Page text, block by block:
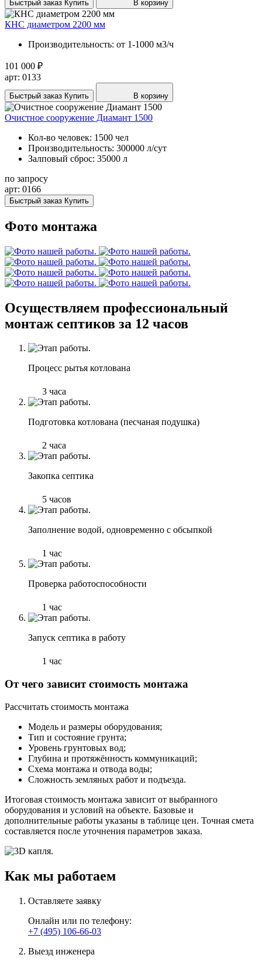
Быстрый заказ Купить В корзину
КНС диаметром 2200 мм
Производительность: от 1-1000 м3/ч
101 000 ₽
арт: 0133
Быстрый заказ Купить В корзину
Очистное сооружение Диамант 1500
Кол-во человек: 1500 чел
Производительность: 300000 л/сут
Залповый сброс: 35000 л
по запросу
арт: 0166
Быстрый заказ Купить
Фото монтажа
Осуществляем профессиональный
монтаж септиков за 12 часов
Процесс рытья котлована
3 часа
Подготовка котлована (песчаная подушка)
2 часа
Закопка септика
5 часов
Заполнение водой, одновременно с обсыпкой
1 час
Проверка работоспособности
1 час
Запуск септика в работу
1 час
От чего зависит стоимость монтажа
Рассчитать стоимость монтажа
Модель и размеры оборудования;
Тип и состояние грунта;
Уровень грунтовых вод;
Глубина и протяжённость коммуникаций;
Схема монтажа и отвода воды;
Сложность земляных работ и подъезда.
Итоговая стоимость монтажа зависит от выбранного
оборудования и условий на объекте. Базовые и
дополнительные работы указаны в таблице цен. Точная смета
составляется после уточнения параметров заказа.
Как мы работаем
Оставляете заявку
Онлайн или по телефону:
+7 (495) 106-66-03
Выезд инженера